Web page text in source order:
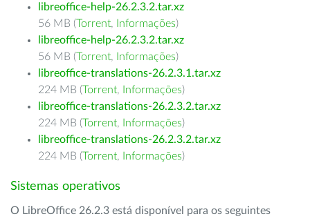
libreoffice-help-26.2.3.2.tar.xz
56 MB (Torrent, Informações)
libreoffice-help-26.2.3.2.tar.xz
56 MB (Torrent, Informações)
libreoffice-translations-26.2.3.1.tar.xz
224 MB (Torrent, Informações)
libreoffice-translations-26.2.3.2.tar.xz
224 MB (Torrent, Informações)
libreoffice-translations-26.2.3.2.tar.xz
224 MB (Torrent, Informações)
Sistemas operativos
O LibreOffice 26.2.3 está disponível para os seguintes